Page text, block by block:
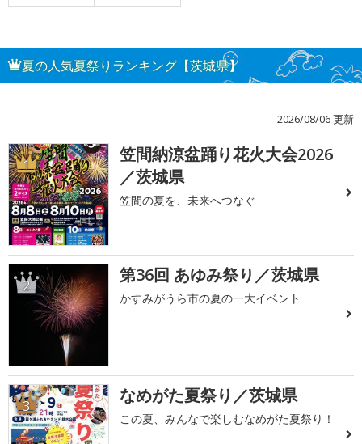
夏の人気夏祭りランキング【茨城県】
2026/08/06 更新
1
笠間納涼盆踊り花火大会2026
／茨城県
笠間の夏を、未来へつなぐ
2 第36回 あゆみ祭り／茨城県
かすみがうら市の夏の一大イベント
3 なめがた夏祭り／茨城県
この夏、みんなで楽しむなめがた夏祭り！